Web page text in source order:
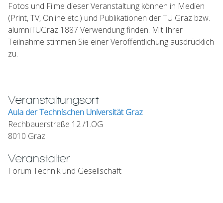
Fotos und Filme dieser Veranstaltung können in Medien
(Print, TV, Online etc.) und Publikationen der TU Graz bzw.
alumniTUGraz 1887 Verwendung finden. Mit Ihrer
Teilnahme stimmen Sie einer Veröffentlichung ausdrücklich
zu.
Veranstaltungsort
Aula der Technischen Universität Graz
Rechbauerstraße 12 /1.OG
8010 Graz
Veranstalter
Forum Technik und Gesellschaft